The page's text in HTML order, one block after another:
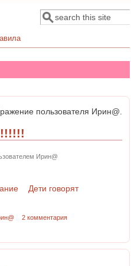
Форма поиска
Поиск
Ирин@
Дети говорят
2 комментария